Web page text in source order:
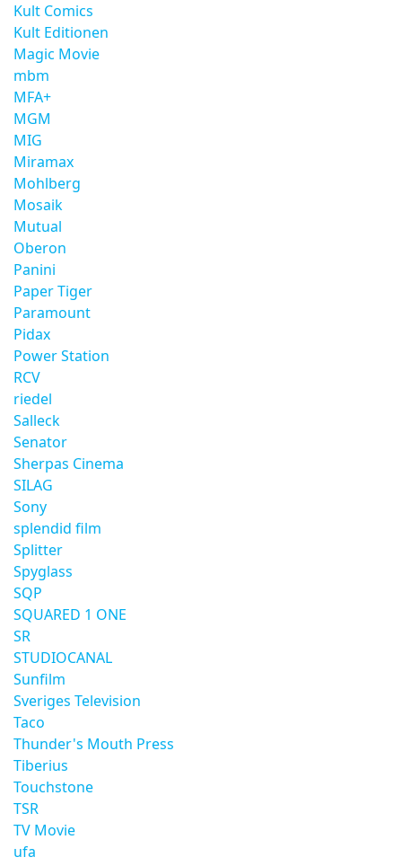
Kult Comics
Kult Editionen
Magic Movie
mbm
MFA+
MGM
MIG
Miramax
Mohlberg
Mosaik
Mutual
Oberon
Panini
Paper Tiger
Paramount
Pidax
Power Station
RCV
riedel
Salleck
Senator
Sherpas Cinema
SILAG
Sony
splendid film
Splitter
Spyglass
SQP
SQUARED 1 ONE
SR
STUDIOCANAL
Sunfilm
Sveriges Television
Taco
Thunder's Mouth Press
Tiberius
Touchstone
TSR
TV Movie
ufa